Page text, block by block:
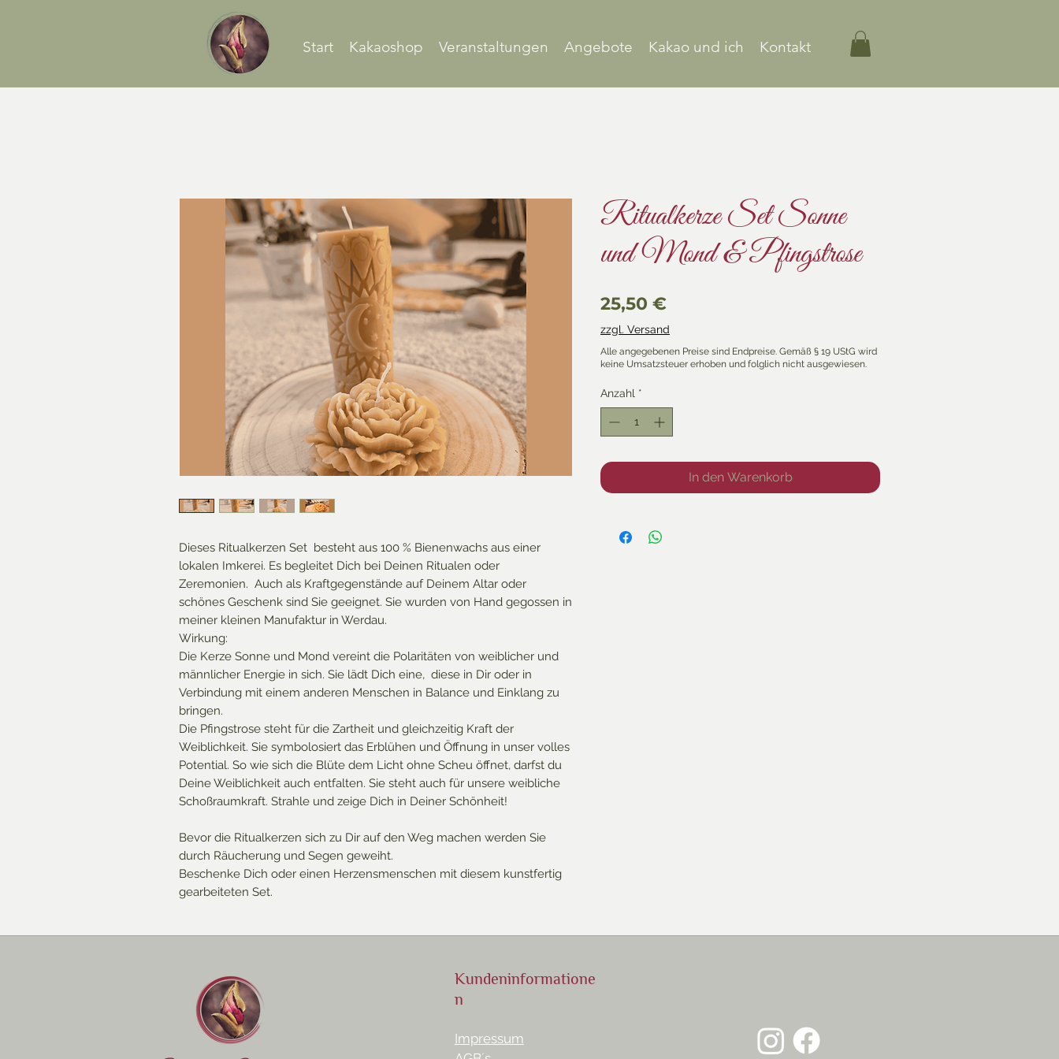
Start Kakaoshop Veranstaltungen Angebote Kakao und ich Kontakt
Dieses Ritualkerzen Set besteht aus 100 % Bienenwachs aus einer
lokalen Imkerei. Es begleitet Dich bei Deinen Ritualen oder
Zeremonien. Auch als Kraftgegenstände auf Deinem Altar oder
schönes Geschenk sind Sie geeignet. Sie wurden von Hand gegossen in
meiner kleinen Manufaktur in Werdau.
Wirkung:
Die Kerze Sonne und Mond vereint die Polaritäten von weiblicher und
männlicher Energie in sich. Sie lädt Dich eine, diese in Dir oder in
Verbindung mit einem anderen Menschen in Balance und Einklang zu
bringen.
Die Pfingstrose steht für die Zartheit und gleichzeitig Kraft der
Weiblichkeit. Sie symbolosiert das Erblühen und Öffnung in unser volles
Potential. So wie sich die Blüte dem Licht ohne Scheu öffnet, darfst du
Deine Weiblichkeit auch entfalten. Sie steht auch für unsere weibliche
Schoßraumkraft. Strahle und zeige Dich in Deiner Schönheit!
Bevor die Ritualkerzen sich zu Dir auf den Weg machen werden Sie
durch Räucherung und Segen geweiht.
Beschenke Dich oder einen Herzensmenschen mit diesem kunstfertig
gearbeiteten Set.
Ritualkerze Set Sonne
und Mond & Pfingstrose
25,50 €Preis
zzgl. Versand
Anzahl *
In den Warenkorb
Kundeninformatione
n
Impressum